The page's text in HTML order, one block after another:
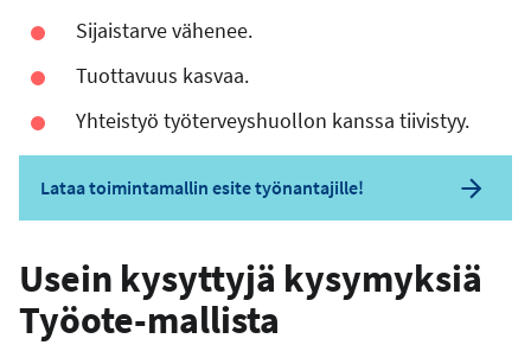
Sijaistarve vähenee.
Tuottavuus kasvaa.
Yhteistyö työterveyshuollon kanssa tiivistyy.
Lataa toimintamallin esite työnantajille!
Usein kysyttyjä kysymyksiä
Työote-mallista